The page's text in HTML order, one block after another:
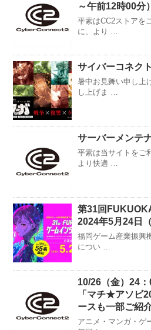
～午前12時00分）
平素はCC2ストアを
に、より …
サイバーコネク
暑中お見舞い申し上
し上げま …
サーバーメンテ
平素は当サイトをご
より快適 …
第31回
2024年5月24日（
福岡ゲーム産業振興
につい …
10/26（金）24
「マチ★アソビ
ースも一部ご紹
アニメ・マンガ・ゲ